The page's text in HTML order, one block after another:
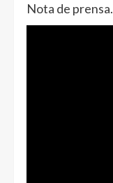
Nota de prensa.